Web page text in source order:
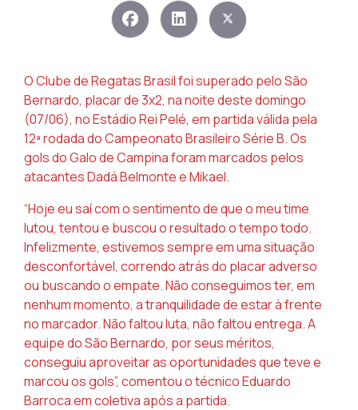
O Clube de Regatas Brasil foi superado pelo São
Bernardo, placar de 3x2, na noite deste domingo
(07/06), no Estádio Rei Pelé, em partida válida pela
12ª rodada do Campeonato Brasileiro Série B. Os
gols do Galo de Campina foram marcados pelos
atacantes Dadá Belmonte e Mikael.
“Hoje eu saí com o sentimento de que o meu time
lutou, tentou e buscou o resultado o tempo todo.
Infelizmente, estivemos sempre em uma situação
desconfortável, correndo atrás do placar adverso
ou buscando o empate. Não conseguimos ter, em
nenhum momento, a tranquilidade de estar à frente
no marcador. Não faltou luta, não faltou entrega. A
equipe do São Bernardo, por seus méritos,
conseguiu aproveitar as oportunidades que teve e
marcou os gols”, comentou o técnico Eduardo
Barroca em coletiva após a partida.